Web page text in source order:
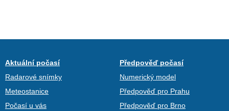
Aktuální počasí
Radarové snímky
Meteostanice
Počasí u vás
Předpověď počasí
Numerický model
Předpověď pro Prahu
Předpověď pro Brno